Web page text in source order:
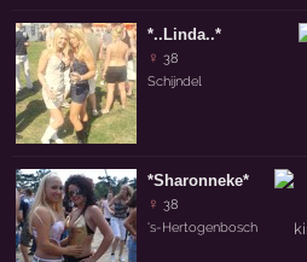
*..Linda..*
♀ 38
Schijndel
*Sharonneke*
♀ 38
's-Hertogenbosch